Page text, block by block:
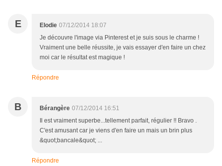
E Elodie 07/12/2014 18:07
Je découvre l'image via Pinterest et je suis sous le charme !
Vraiment une belle réussite, je vais essayer d'en faire un chez
moi car le résultat est magique !
Répondre
B Bérangère 07/12/2014 16:51
Il est vraiment superbe...tellement parfait, régulier !! Bravo .
C'est amusant car je viens d'en faire un mais un brin plus
&quot;bancale&quot; ...
Répondre